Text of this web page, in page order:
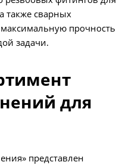
также сварных
прочность
задачи.
для
представлен